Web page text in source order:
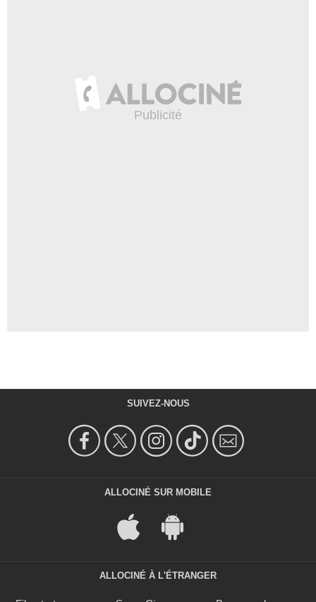
SUIVEZ-NOUS
ALLOCINÉ SUR MOBILE
ALLOCINÉ À L'ÉTRANGER